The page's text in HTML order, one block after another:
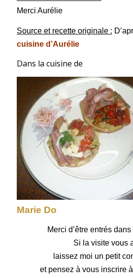
Merci Aurélie
Source et recette originale :
cuisine d’Aurélie
Dans la cuisine de
Marie Do
Merci d’être entrés
Si la visite vous
laissez moi un petit
et pensez à vous inscrire